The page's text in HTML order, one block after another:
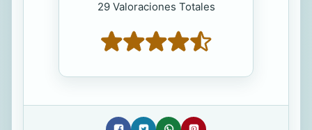
29 Valoraciones Totales